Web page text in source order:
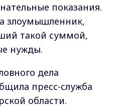
показания.
злоумышленник,
такой суммой,
нужды.
дела
пресс-служба
области.